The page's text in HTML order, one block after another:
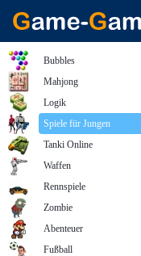
Bubbles
Mahjong
Logik
Spiele für Jungen
Tanki Online
Waffen
Rennspiele
Zombie
Abenteuer
Fußball